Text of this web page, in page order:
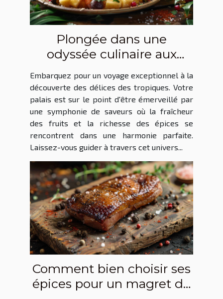
Plongée dans une
odyssée culinaire aux
Embarquez pour un voyage exceptionnel à la
découverte des délices des tropiques. Votre
palais est sur le point d'être émerveillé par
une symphonie de saveurs où la fraîcheur
des fruits et la richesse des épices se
rencontrent dans une harmonie parfaite.
Laissez-vous guider à travers cet univers...
Comment bien choisir ses
épices pour un magret de